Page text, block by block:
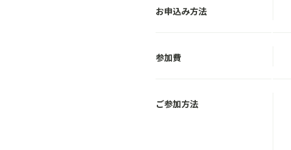
お申込み方法
参加費
ご参加方法